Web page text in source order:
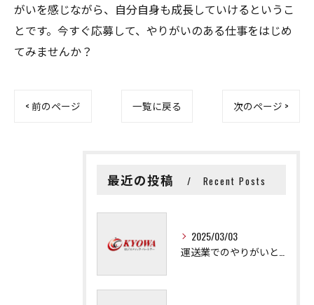
がいを感じながら、自分自身も成長していけるというこ
とです。今すぐ応募して、やりがいのある仕事をはじめ
てみませんか？
< 前のページ 一覧に戻る 次のページ >
最近の投稿 Recent Posts
2025/03/03